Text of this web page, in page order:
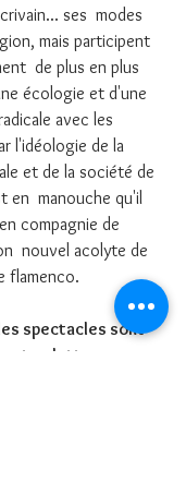
ses  modes
mais participent
de plus en plus
écologie et d'une
avec les
l'idéologie de la
et de la société de
en  manouche qu'il
compagnie de
nouvel acolyte de
flamenco.
spectacles sont
et galettes sur